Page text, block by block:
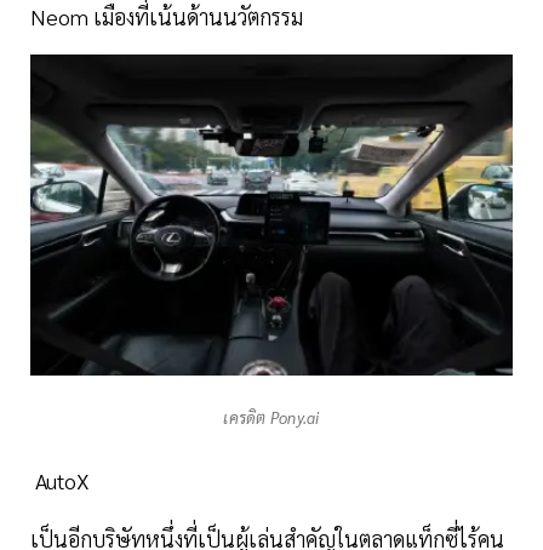
Neom เมืองที่เน้นด้านนวัตกรรม
เครดิต Pony.ai
AutoX
เป็นอีกบริษัทหนึ่งที่เป็นผู้เล่นสำคัญในตลาดแท็กซี่ไร้คน